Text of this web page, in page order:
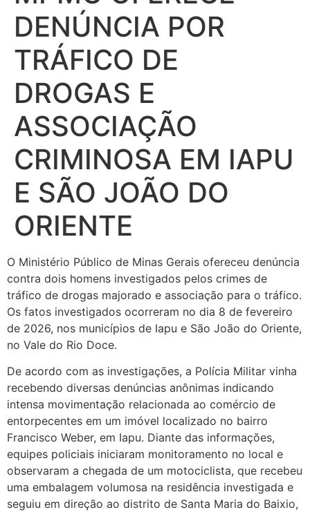
DENÚNCIA POR
TRÁFICO DE
DROGAS E
ASSOCIAÇÃO
CRIMINOSA EM IAPU
E SÃO JOÃO DO
ORIENTE
O Ministério Público de Minas Gerais ofereceu denúncia
contra dois homens investigados pelos crimes de
tráfico de drogas majorado e associação para o tráfico.
Os fatos investigados ocorreram no dia 8 de fevereiro
de 2026, nos municípios de Iapu e São João do Oriente,
no Vale do Rio Doce.
De acordo com as investigações, a Polícia Militar vinha
recebendo diversas denúncias anônimas indicando
intensa movimentação relacionada ao comércio de
entorpecentes em um imóvel localizado no bairro
Francisco Weber, em Iapu. Diante das informações,
equipes policiais iniciaram monitoramento no local e
observaram a chegada de um motociclista, que recebeu
uma embalagem volumosa na residência investigada e
seguiu em direção ao distrito de Santa Maria do Baixio,